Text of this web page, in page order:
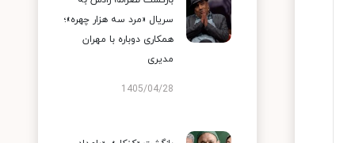
سریال «مرد سه هزار چهره»؛
همکاری دوباره با مهران
مدیری
1405/04/28